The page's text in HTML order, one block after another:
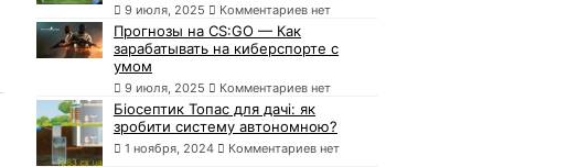
9 июля, 2025 Комментариев нет
Прогнозы на CS:GO — Как
зарабатывать на киберспорте с
умом
9 июля, 2025 Комментариев нет
Біосептик Топас для дачі: як
зробити систему автономною?
1 ноября, 2024 Комментариев нет